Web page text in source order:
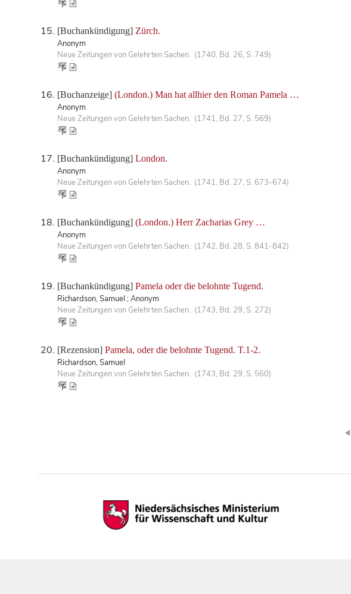
[Buchankündigung] Zürch.
Anonym
Neue Zeitungen von Gelehrten Sachen. (1740, Bd. 26, S. 749)
[Buchanzeige] (London.) Man hat allhier den Roman Pamela …
Anonym
Neue Zeitungen von Gelehrten Sachen. (1741, Bd. 27, S. 569)
[Buchankündigung] London.
Anonym
Neue Zeitungen von Gelehrten Sachen. (1741, Bd. 27, S. 673-674)
[Buchankündigung] (London.) Herr Zacharias Grey …
Anonym
Neue Zeitungen von Gelehrten Sachen. (1742, Bd. 28, S. 841-842)
[Buchankündigung] Pamela oder die belohnte Tugend.
Richardson, Samuel ; Anonym
Neue Zeitungen von Gelehrten Sachen. (1743, Bd. 29, S. 272)
[Rezension] Pamela, oder die belohnte Tugend. T.1-2.
Richardson, Samuel
Neue Zeitungen von Gelehrten Sachen. (1743, Bd. 29, S. 560)